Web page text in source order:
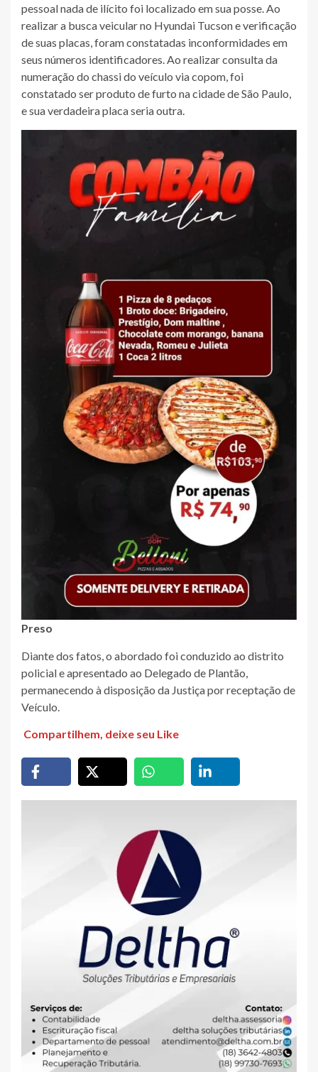
pessoal nada de ilícito foi localizado em sua posse. Ao
realizar a busca veicular no Hyundai Tucson e verificação
de suas placas, foram constatadas inconformidades em
seus números identificadores. Ao realizar consulta da
numeração do chassi do veículo via copom, foi
constatado ser produto de furto na cidade de São Paulo,
e sua verdadeira placa seria outra.
Preso
Diante dos fatos, o abordado foi conduzido ao distrito
policial e apresentado ao Delegado de Plantão,
permanecendo à disposição da Justiça por receptação de
Veículo.
Compartilhem, deixe seu Like